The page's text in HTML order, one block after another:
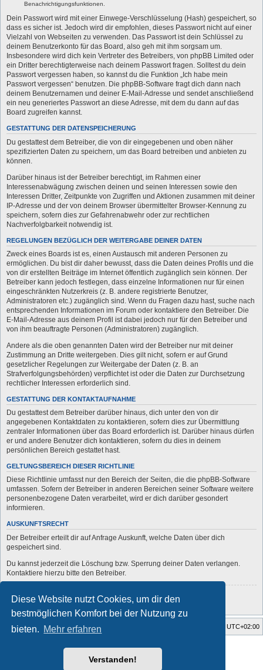
Diese Website nutzt Cookies, um dir den
bestmöglichen Komfort bei der Nutzung zu
bieten. Mehr erfahren
Verstanden!
Benachrichtigungsfunktionen.
Dein Passwort wird mit einer Einwege-Verschlüsselung (Hash) gespeichert, so
dass es sicher ist. Jedoch wird dir empfohlen, dieses Passwort nicht auf einer
Vielzahl von Webseiten zu verwenden. Das Passwort ist dein Schlüssel zu
deinem Benutzerkonto für das Board, also geh mit ihm sorgsam um.
Insbesondere wird dich kein Vertreter des Betreibers, von phpBB Limited oder
ein Dritter berechtigterweise nach deinem Passwort fragen. Solltest du dein
Passwort vergessen haben, so kannst du die Funktion „Ich habe mein
Passwort vergessen“ benutzen. Die phpBB-Software fragt dich dann nach
deinem Benutzernamen und deiner E-Mail-Adresse und sendet anschließend
ein neu generiertes Passwort an diese Adresse, mit dem du dann auf das
Board zugreifen kannst.
GESTATTUNG DER DATENSPEICHERUNG
Du gestattest dem Betreiber, die von dir eingegebenen und oben näher
spezifizierten Daten zu speichern, um das Board betreiben und anbieten zu
können.
Darüber hinaus ist der Betreiber berechtigt, im Rahmen einer
Interessenabwägung zwischen deinen und seinen Interessen sowie den
Interessen Dritter, Zeitpunkte von Zugriffen und Aktionen zusammen mit deiner
IP-Adresse und der von deinem Browser übermittelter Browser-Kennung zu
speichern, sofern dies zur Gefahrenabwehr oder zur rechtlichen
Nachverfolgbarkeit notwendig ist.
REGELUNGEN BEZÜGLICH DER WEITERGABE DEINER DATEN
Zweck eines Boards ist es, einen Austausch mit anderen Personen zu
ermöglichen. Du bist dir daher bewusst, dass die Daten deines Profils und die
von dir erstellten Beiträge im Internet öffentlich zugänglich sein können. Der
Betreiber kann jedoch festlegen, dass einzelne Informationen nur für einen
eingeschränkten Nutzerkreis (z. B. andere registrierte Benutzer,
Administratoren etc.) zugänglich sind. Wenn du Fragen dazu hast, suche nach
entsprechenden Informationen im Forum oder kontaktiere den Betreiber. Die
E-Mail-Adresse aus deinem Profil ist dabei jedoch nur für den Betreiber und
von ihm beauftragte Personen (Administratoren) zugänglich.
Andere als die oben genannten Daten wird der Betreiber nur mit deiner
Zustimmung an Dritte weitergeben. Dies gilt nicht, sofern er auf Grund
gesetzlicher Regelungen zur Weitergabe der Daten (z. B. an
Strafverfolgungsbehörden) verpflichtet ist oder die Daten zur Durchsetzung
rechtlicher Interessen erforderlich sind.
GESTATTUNG DER KONTAKTAUFNAHME
Du gestattest dem Betreiber darüber hinaus, dich unter den von dir
angegebenen Kontaktdaten zu kontaktieren, sofern dies zur Übermittlung
zentraler Informationen über das Board erforderlich ist. Darüber hinaus dürfen
er und andere Benutzer dich kontaktieren, sofern du dies in deinem
persönlichen Bereich gestattet hast.
GELTUNGSBEREICH DIESER RICHTLINIE
Diese Richtlinie umfasst nur den Bereich der Seiten, die die phpBB-Software
umfassen. Sofern der Betreiber in anderen Bereichen seiner Software weitere
personenbezogene Daten verarbeitet, wird er dich darüber gesondert
informieren.
AUSKUNFTSRECHT
Der Betreiber erteilt dir auf Anfrage Auskunft, welche Daten über dich
gespeichert sind.
Du kannst jederzeit die Löschung bzw. Sperrung deiner Daten verlangen.
Kontaktiere hierzu bitte den Betreiber.
Zurück zur vorherigen Seite
Startseite Foren-Übersicht UTC+02:00
Deutsche Übersetzung durch